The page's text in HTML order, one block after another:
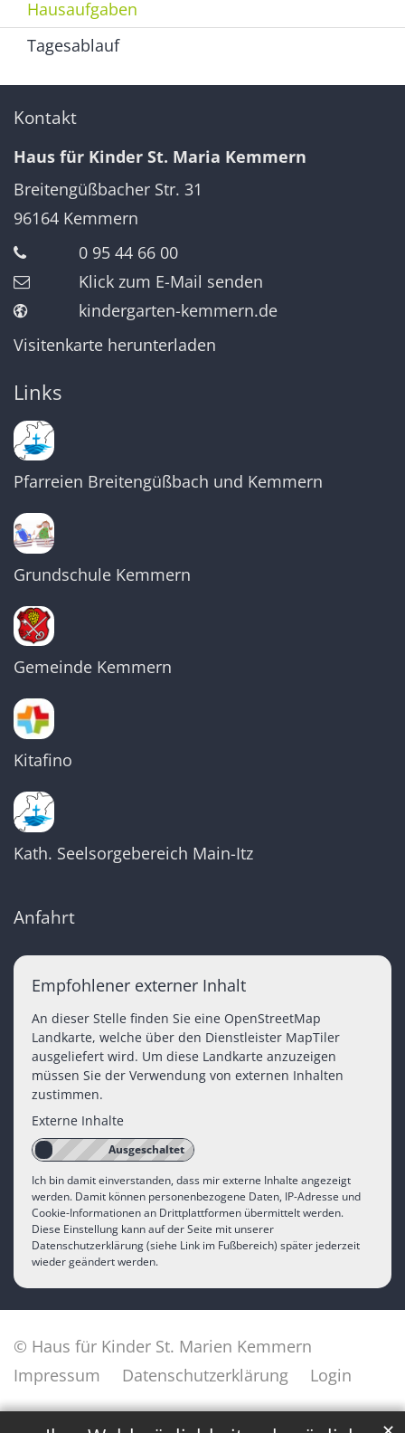
Hausaufgaben
Tagesablauf
Kontakt
Haus für Kinder St. Maria Kemmern
Breitengüßbacher Str. 31
96164 Kemmern
0 95 44 66 00
Klick zum E-Mail senden
kindergarten-kemmern.de
Visitenkarte herunterladen
Links
Pfarreien Breitengüßbach und Kemmern
Grundschule Kemmern
Gemeinde Kemmern
Kitafino
Kath. Seelsorgebereich Main-Itz
Anfahrt
Empfohlener externer Inhalt
An dieser Stelle finden Sie eine OpenStreetMap
Landkarte, welche über den Dienstleister MapTiler
ausgeliefert wird. Um diese Landkarte anzuzeigen
müssen Sie der Verwendung von externen Inhalten
zustimmen.
Externe Inhalte
Ich bin damit einverstanden, dass mir externe Inhalte angezeigt
werden. Damit können personenbezogene Daten, IP-Adresse und
Cookie-Informationen an Drittplattformen übermittelt werden.
Diese Einstellung kann auf der Seite mit unserer
Datenschutzerklärung (siehe Link im Fußbereich) später jederzeit
wieder geändert werden.
© Haus für Kinder St. Marien Kemmern
Impressum
Datenschutzerklärung Login